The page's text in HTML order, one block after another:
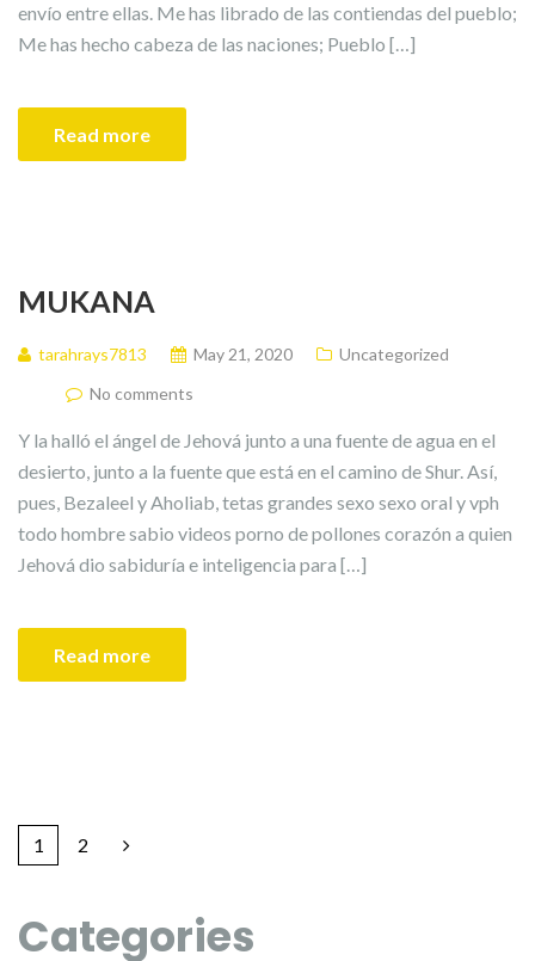
envío entre ellas. Me has librado de las contiendas del pueblo;
Me has hecho cabeza de las naciones; Pueblo […]
Read more
MUKANA
tarahrays7813 May 21, 2020
Uncategorized
No comments
Y la halló el ángel de Jehová junto a una fuente de agua en el
desierto, junto a la fuente que está en el camino de Shur. Así,
pues, Bezaleel y Aholiab, tetas grandes sexo sexo oral y vph
todo hombre sabio videos porno de pollones corazón a quien
Jehová dio sabiduría e inteligencia para […]
Read more
1 2
Categories